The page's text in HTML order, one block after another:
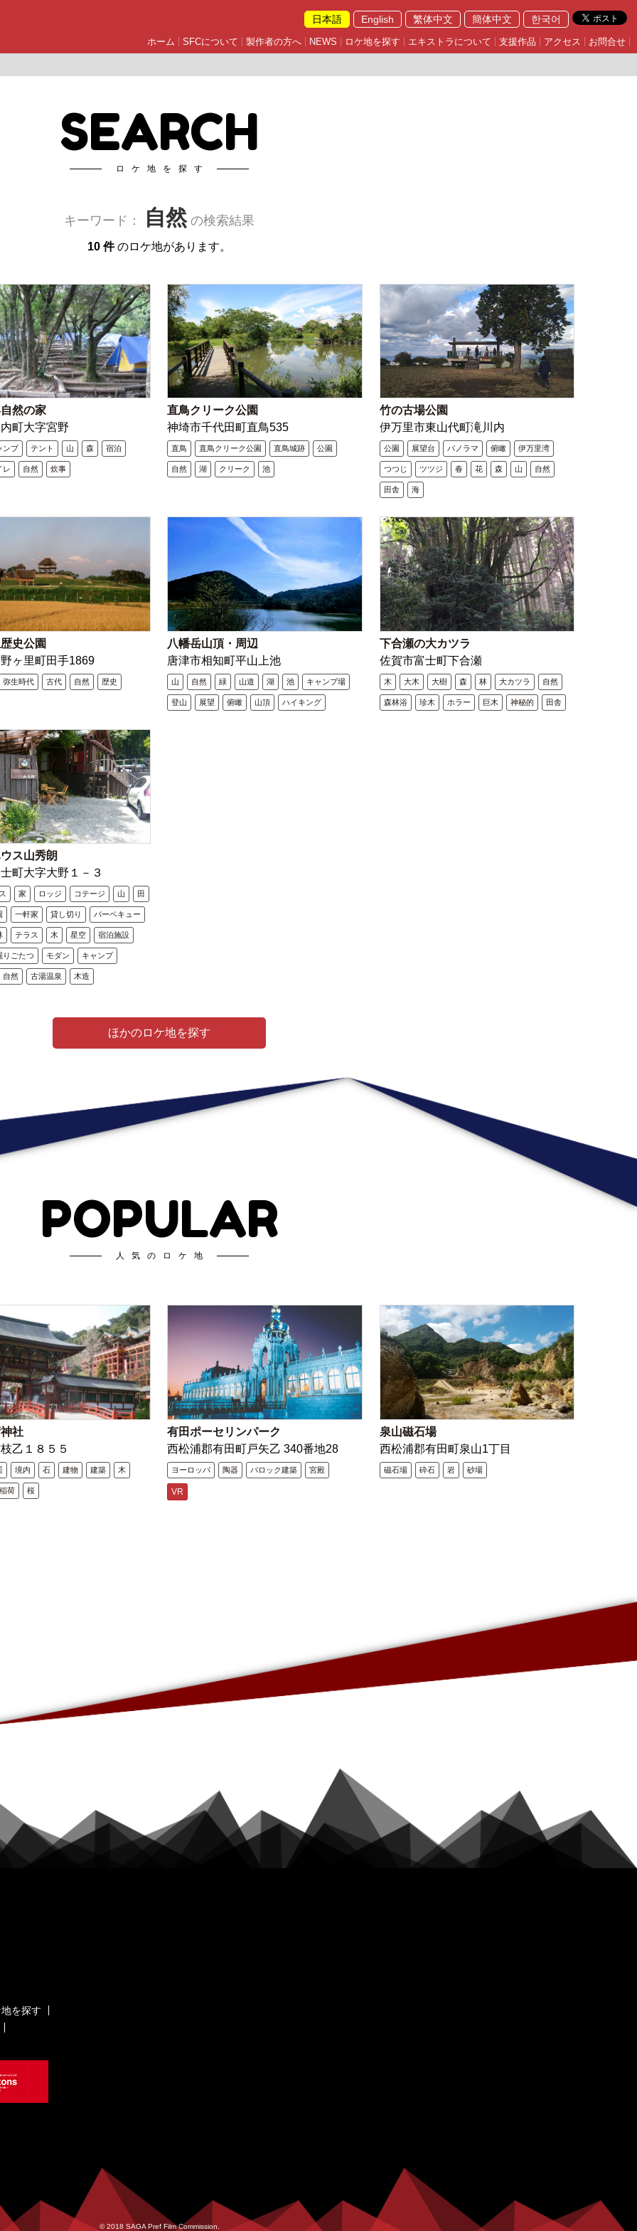
日本語 English 繁体中文 簡体中文 한국어
ホーム SFCについて 製作者の方へ NEWS ロケ地を探す エキストラについて 支援作品 アクセス お問合せ
SEARCH
ロケ地を探す
キーワード： 自然の検索結果
10 件のロケ地があります。
然の家
町大字宮野
ンプ テント 山 森 宿泊
レ 自然 炊事
直鳥クリーク公園
神埼市千代田町直鳥535
直鳥 直鳥クリーク公園 直鳥城跡 公園
自然 湖 クリーク 池
竹の古場公園
伊万里市東山代町滝川内
公園 展望台 パノラマ 俯瞰 伊万里湾
つつじ ツツジ 春 花 森 山 自然
田舎 海
史公園
ヶ里町田手1869
弥生時代 古代 自然 歴史
八幡岳山頂・周辺
唐津市相知町平山上池
山 自然 緑 山道 湖 池 キャンプ場
登山 展望 俯瞰 山頂 ハイキング
下合瀬の大カツラ
佐賀市富士町下合瀬
木 大木 大樹 森 林 大カツラ 自然
森林浴 珍木 ホラー 巨木 神秘的 田舎
ス山秀朗
町大字大野１－３
家 ロッジ コテージ 山 田
一軒家 貸し切り バーベキュー
テラス 木 星空 宿泊施設
りごたつ モダン キャンプ
自然 古湯温泉 木造
ほかのロケ地を探す
POPULAR
人気のロケ地
社
乙１８５５
境内 石 建物 建築 木
稲荷 桜
有田ポーセリンパーク
西松浦郡有田町戸矢乙 340番地28
ヨーロッパ 陶器 バロック建築 宮殿
VR
泉山磁石場
西松浦郡有田町泉山1丁目
磁石場 砕石 岩 砂場
を探す
© 2018 SAGA Pref Film Commission.